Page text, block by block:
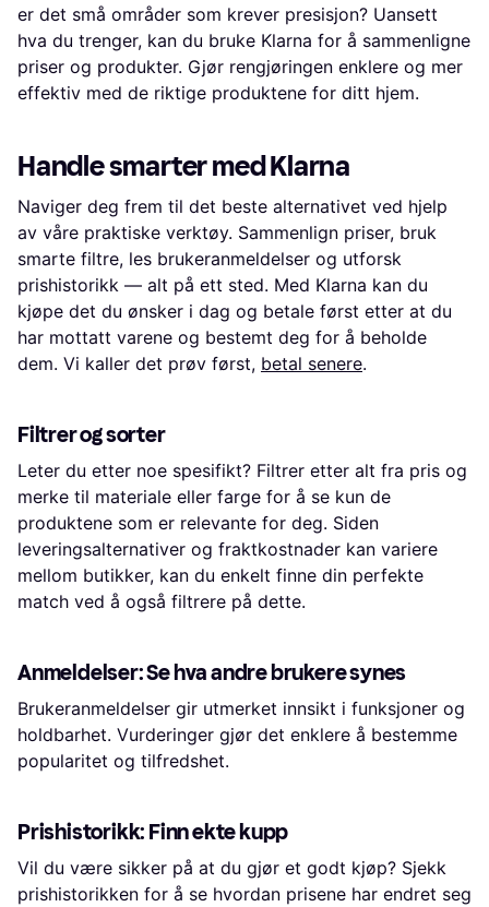
er det små områder som krever presisjon? Uansett
hva du trenger, kan du bruke Klarna for å sammenligne
priser og produkter. Gjør rengjøringen enklere og mer
effektiv med de riktige produktene for ditt hjem.
Handle smarter med Klarna
Naviger deg frem til det beste alternativet ved hjelp
av våre praktiske verktøy. Sammenlign priser, bruk
smarte filtre, les brukeranmeldelser og utforsk
prishistorikk — alt på ett sted. Med Klarna kan du
kjøpe det du ønsker i dag og betale først etter at du
har mottatt varene og bestemt deg for å beholde
dem. Vi kaller det prøv først, betal senere.
Filtrer og sorter
Leter du etter noe spesifikt? Filtrer etter alt fra pris og
merke til materiale eller farge for å se kun de
produktene som er relevante for deg. Siden
leveringsalternativer og fraktkostnader kan variere
mellom butikker, kan du enkelt finne din perfekte
match ved å også filtrere på dette.
Anmeldelser: Se hva andre brukere synes
Brukeranmeldelser gir utmerket innsikt i funksjoner og
holdbarhet. Vurderinger gjør det enklere å bestemme
popularitet og tilfredshet.
Prishistorikk: Finn ekte kupp
Vil du være sikker på at du gjør et godt kjøp? Sjekk
prishistorikken for å se hvordan prisene har endret seg